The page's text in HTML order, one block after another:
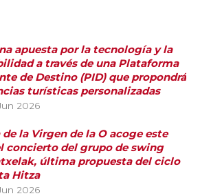
apuesta por la tecnología y la
a través de una Plataforma
de Destino (PID) que propondrá
turísticas personalizadas
2026
de la Virgen de la O acoge este
concierto del grupo de swing
última propuesta del ciclo
Hitza
2026